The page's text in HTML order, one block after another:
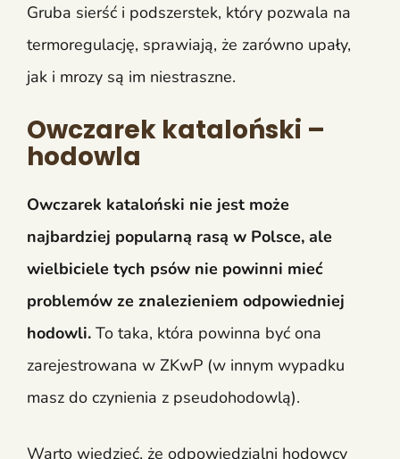
Gruba sierść i podszerstek, który pozwala na
termoregulację, sprawiają, że zarówno upały,
jak i mrozy są im niestraszne.
Owczarek kataloński –
hodowla
Owczarek kataloński nie jest może
najbardziej popularną rasą w Polsce, ale
wielbiciele tych psów nie powinni mieć
problemów ze znalezieniem odpowiedniej
hodowli. To taka, która powinna być ona
zarejestrowana w ZKwP (w innym wypadku
masz do czynienia z pseudohodowlą).
Warto wiedzieć, że odpowiedzialni hodowcy